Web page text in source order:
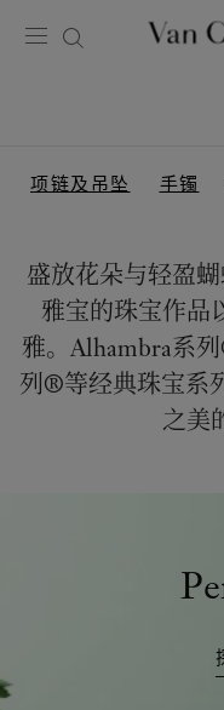
盛放花朵与轻盈
雅宝的珠宝作品
雅。Alhambra系
列®等经典珠宝系
之美
项链及吊坠 手镯